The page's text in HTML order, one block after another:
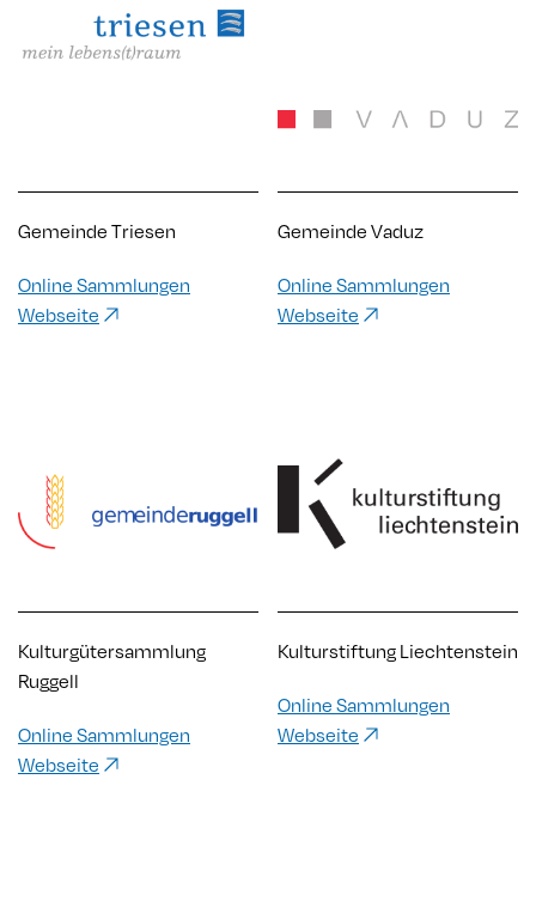
Gemeinde Triesen
Online Sammlungen
Webseite
Gemeinde Vaduz
Online Sammlungen
Webseite
Kulturgütersammlung
Ruggell
Online Sammlungen
Webseite
Kulturstiftung Liechtenstein
Online Sammlungen
Webseite